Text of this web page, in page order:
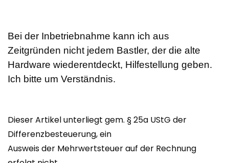
Bei der Inbetriebnahme kann ich aus
Zeitgründen nicht jedem Bastler, der die alte
Hardware wiederentdeckt, Hilfestellung geben.
Ich bitte um Verständnis.
Dieser Artikel unterliegt gem. § 25a UStG der
Differenzbesteuerung, ein
Ausweis der Mehrwertsteuer auf der Rechnung